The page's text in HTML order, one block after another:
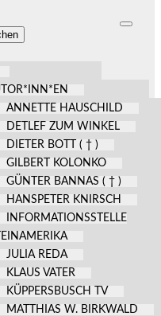
ANNETTE HAUSCHILD
DETLEF ZUM WINKEL
DIETER BOTT ( † )
GILBERT KOLONKO
GÜNTER BANNAS ( † )
HANSPETER KNIRSCH
INFORMATIONSSTELLE
JULIA REDA
KLAUS VATER
KÜPPERSBUSCH TV
MATTHIAS W. BIRKWALD